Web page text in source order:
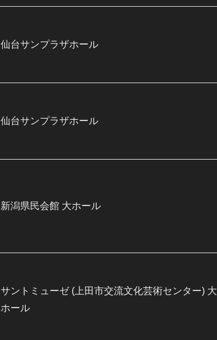
仙台サンプラザホール
仙台サンプラザホール
新潟県民会館 大ホール
サントミューゼ (上田市交流文化芸術センター) 大
ホール